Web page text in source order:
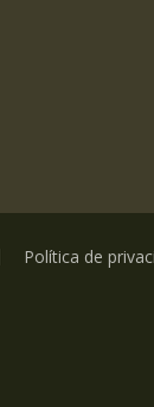
Política de